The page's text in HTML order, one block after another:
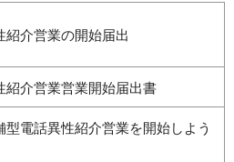
紹介営業の開始届出
紹介営業営業開始届出書
電話異性紹介営業を開始しよう